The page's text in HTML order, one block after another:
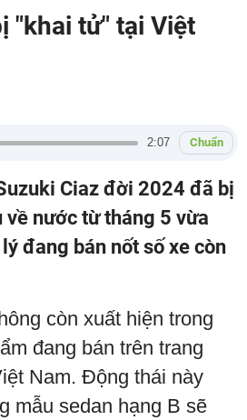
"khai tử" tại Việt
2:07 Chuẩn
Ciaz đời 2024 đã bị
về nước từ tháng 5 vừa
đang bán nốt số xe còn
còn xuất hiện trong
đang bán trên trang
Nam. Động thái này
mẫu sedan hạng B sẽ